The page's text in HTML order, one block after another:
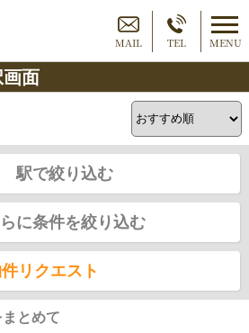
MAIL TEL MENU
面
駅で絞り込む
に条件を絞り込む
リクエスト
とめて